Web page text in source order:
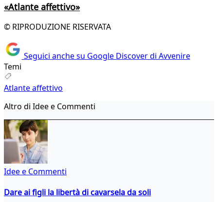
«Atlante affettivo»
© RIPRODUZIONE RISERVATA
Seguici anche su Google Discover di Avvenire
Temi
Atlante affettivo
Altro di Idee e Commenti
Idee e Commenti
Dare ai figli la libertà di cavarsela da soli